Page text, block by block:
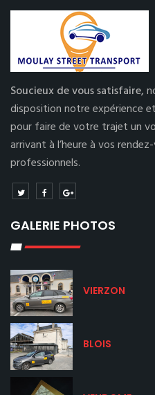
Soucieux de vous satisfaire,
disposition notre expérience
pour faire de votre trajet un
arrivant à l’heure à vos
professionnels.
GALERIE PHOTOS
VIERZON
BLOIS